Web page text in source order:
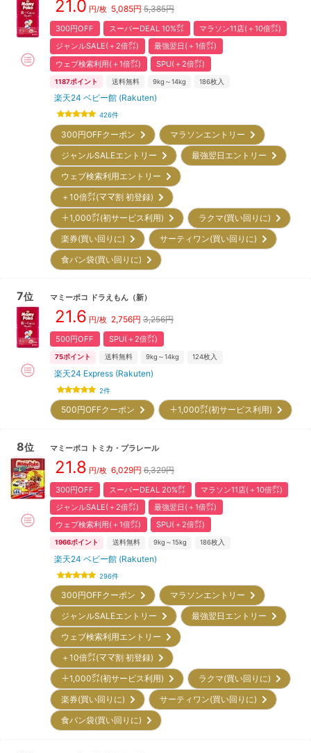
21.0 円/枚 5,085円 5,385円
300円OFF スーパーDEAL 10%㌽
マラソン11店(＋10倍㌽)
ジャンルSALE(＋2倍㌽)
最強翌日(＋1倍㌽)
ウェブ検索利用(＋1倍㌽)
SPU(＋2倍㌽)
1187ポイント 送料無料 9kg～14kg 186枚入
楽天24 ベビー館 (Rakuten)
426件
300円OFFクーポン
マラソンエントリー
ジャンルSALEエントリー
最強翌日エントリー
ウェブ検索利用エントリー
＋10倍㌽(ママ割 初登録)
＋1,000㌽(初サービス利用)
ラクマ(買い回りに)
楽券(買い回りに)
サーティワン(買い回りに)
食パン袋(買い回りに)
7位 マミーポコ ドラえもん （新）
21.6 円/枚 2,756円 3,256円
500円OFF SPU(＋2倍㌽)
75ポイント 送料無料 9kg～14kg 124枚入
楽天24 Express (Rakuten)
2件
500円OFFクーポン ＋1,000㌽(初サービス利用)
8位 マミーポコ トミカ・プラレール
21.8 円/枚 6,029円 6,329円
300円OFF スーパーDEAL 20%㌽
マラソン11店(＋10倍㌽)
ジャンルSALE(＋2倍㌽)
最強翌日(＋1倍㌽)
ウェブ検索利用(＋1倍㌽)
SPU(＋2倍㌽)
1966ポイント 送料無料 9kg～15kg 186枚入
楽天24 ベビー館 (Rakuten)
296件
300円OFFクーポン
マラソンエントリー
ジャンルSALEエントリー
最強翌日エントリー
ウェブ検索利用エントリー
＋10倍㌽(ママ割 初登録)
＋1,000㌽(初サービス利用)
ラクマ(買い回りに)
楽券(買い回りに)
サーティワン(買い回りに)
食パン袋(買い回りに)